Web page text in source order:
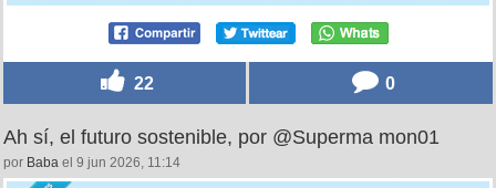
22 0
Ah sí, el futuro sostenible, por @Superma mon01
por Baba el 9 jun 2026, 11:14